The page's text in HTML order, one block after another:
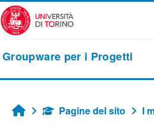
Vai al contenuto principale
Groupware per i Progetti
HomePagine del sito I